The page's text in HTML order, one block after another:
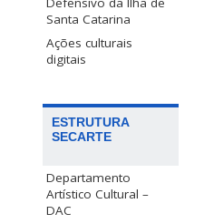
Santa Catarina
Ações culturais
digitais
ESTRUTURA
SECARTE
Departamento
Artístico Cultural –
DAC